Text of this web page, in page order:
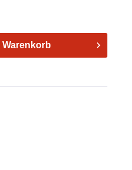
Warenkorb